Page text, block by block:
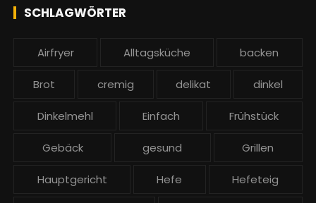
:
e SCHLAGWÖRTER
Airfryer Alltagsküche backen
Brot cremig delikat dinkel
Dinkelmehl Einfach Frühstück
Gebäck gesund Grillen
Hauptgericht Hefe Hefeteig